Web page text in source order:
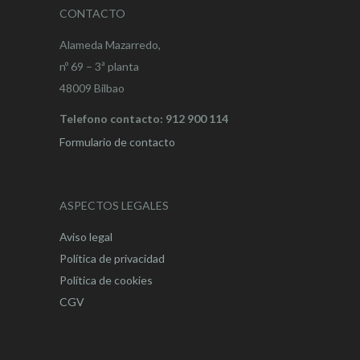
CONTACTO
Alameda Mazarredo,
nº 69 – 3ª planta
48009 Bilbao
Telefono contacto: 912 900 114
Formulario de contacto
ASPECTOS LEGALES
Aviso legal
Política de privacidad
Política de cookies
CGV